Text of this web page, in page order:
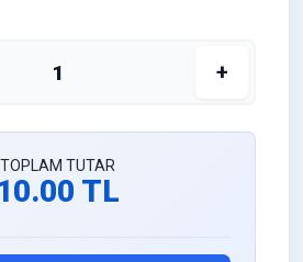
+
TOPLAM TUTAR
TL